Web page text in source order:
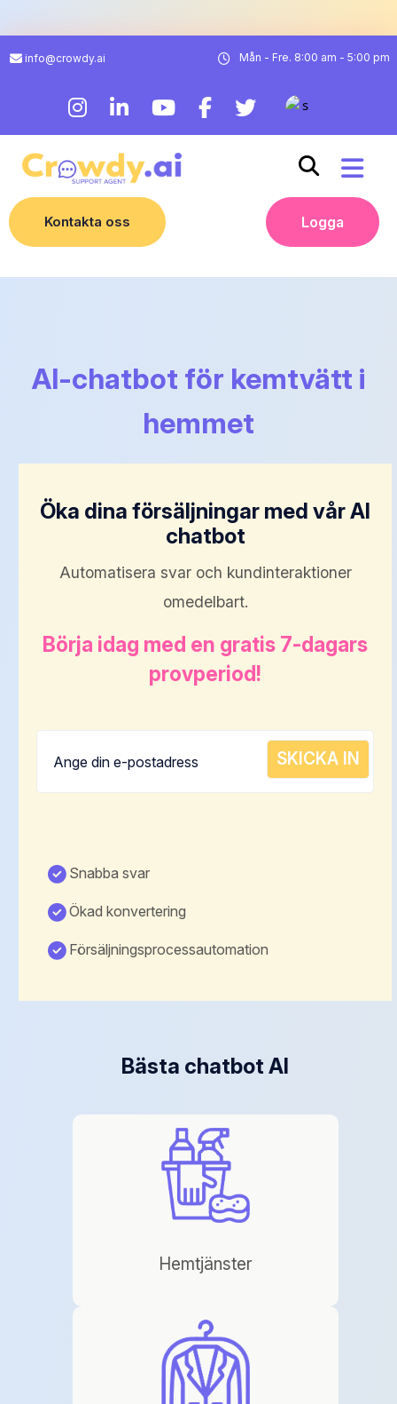
info@crowdy.ai Mån - Fre. 8:00 am - 5:00 pm
Kontakta oss Logga
AI-chatbot för kemtvätt i
hemmet
Öka dina försäljningar med vår AI
chatbot
Automatisera svar och kundinteraktioner
omedelbart.
Börja idag med en gratis 7-dagars
provperiod!
Snabba svar
Ökad konvertering
Försäljningsprocessautomation
Bästa chatbot AI
Hemtjänster